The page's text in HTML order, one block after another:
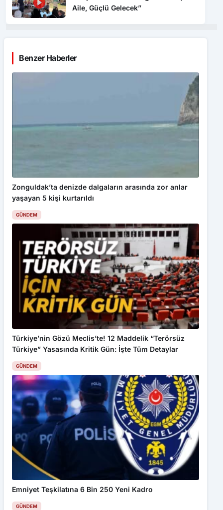
Karabük’te Araçlar Sürüklenerek Çekiciye Yüklendi
Aile, Güçlü Gelecek”
Benzer Haberler
Zonguldak’ta denizde dalgaların arasında zor anlar
yaşayan 5 kişi kurtarıldı
GÜNDEM
Türkiye’nin Gözü Meclis’te! 12 Maddelik “Terörsüz
Türkiye” Yasasında Kritik Gün: İşte Tüm Detaylar
GÜNDEM
Emniyet Teşkilatına 6 Bin 250 Yeni Kadro
GÜNDEM
Bu web sitesinde en iyi deneyimi yaşamanızı sağlamak için
çerezler kullanılmaktadır. Detaylar içinGizlilik Politikamız
inceleyebilirsiniz.
Kabul Et